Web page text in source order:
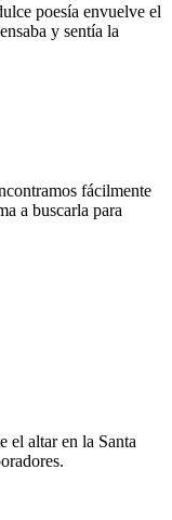
poesía envuelve el
y sentía la
fácilmente
a buscarla para
el altar en la Santa